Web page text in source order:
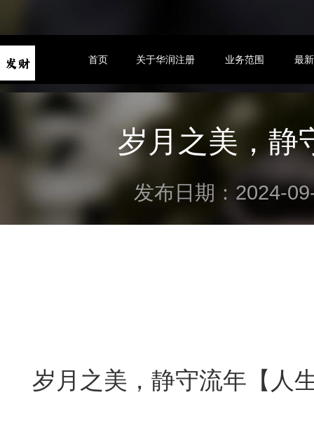
首页 关于华润注册 业务范围 最
岁月之美，静
发布日期：2024-
岁月之美，静守流年【人